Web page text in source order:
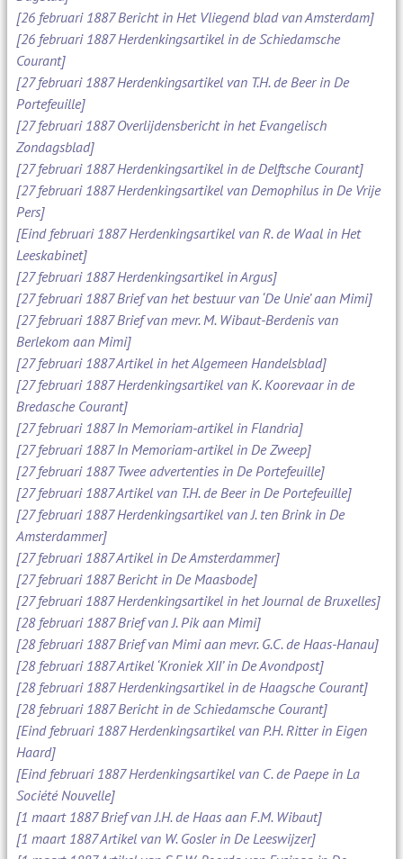
[26 februari 1887 Bericht in Het Vliegend blad van Amsterdam]
[26 februari 1887 Herdenkingsartikel in de Schiedamsche
Courant]
[27 februari 1887 Herdenkingsartikel van T.H. de Beer in De
Portefeuille]
[27 februari 1887 Overlijdensbericht in het Evangelisch
Zondagsblad]
[27 februari 1887 Herdenkingsartikel in de Delftsche Courant]
[27 februari 1887 Herdenkingsartikel van Demophilus in De Vrije
Pers]
[Eind februari 1887 Herdenkingsartikel van R. de Waal in Het
Leeskabinet]
[27 februari 1887 Herdenkingsartikel in Argus]
[27 februari 1887 Brief van het bestuur van ‘De Unie’ aan Mimi]
[27 februari 1887 Brief van mevr. M. Wibaut-Berdenis van
Berlekom aan Mimi]
[27 februari 1887 Artikel in het Algemeen Handelsblad]
[27 februari 1887 Herdenkingsartikel van K. Koorevaar in de
Bredasche Courant]
[27 februari 1887 In Memoriam-artikel in Flandria]
[27 februari 1887 In Memoriam-artikel in De Zweep]
[27 februari 1887 Twee advertenties in De Portefeuille]
[27 februari 1887 Artikel van T.H. de Beer in De Portefeuille]
[27 februari 1887 Herdenkingsartikel van J. ten Brink in De
Amsterdammer]
[27 februari 1887 Artikel in De Amsterdammer]
[27 februari 1887 Bericht in De Maasbode]
[27 februari 1887 Herdenkingsartikel in het Journal de Bruxelles]
[28 februari 1887 Brief van J. Pik aan Mimi]
[28 februari 1887 Brief van Mimi aan mevr. G.C. de Haas-Hanau]
[28 februari 1887 Artikel ‘Kroniek XII’ in De Avondpost]
[28 februari 1887 Herdenkingsartikel in de Haagsche Courant]
[28 februari 1887 Bericht in de Schiedamsche Courant]
[Eind februari 1887 Herdenkingsartikel van P.H. Ritter in Eigen
Haard]
[Eind februari 1887 Herdenkingsartikel van C. de Paepe in La
Société Nouvelle]
[1 maart 1887 Brief van J.H. de Haas aan F.M. Wibaut]
[1 maart 1887 Artikel van W. Gosler in De Leeswijzer]